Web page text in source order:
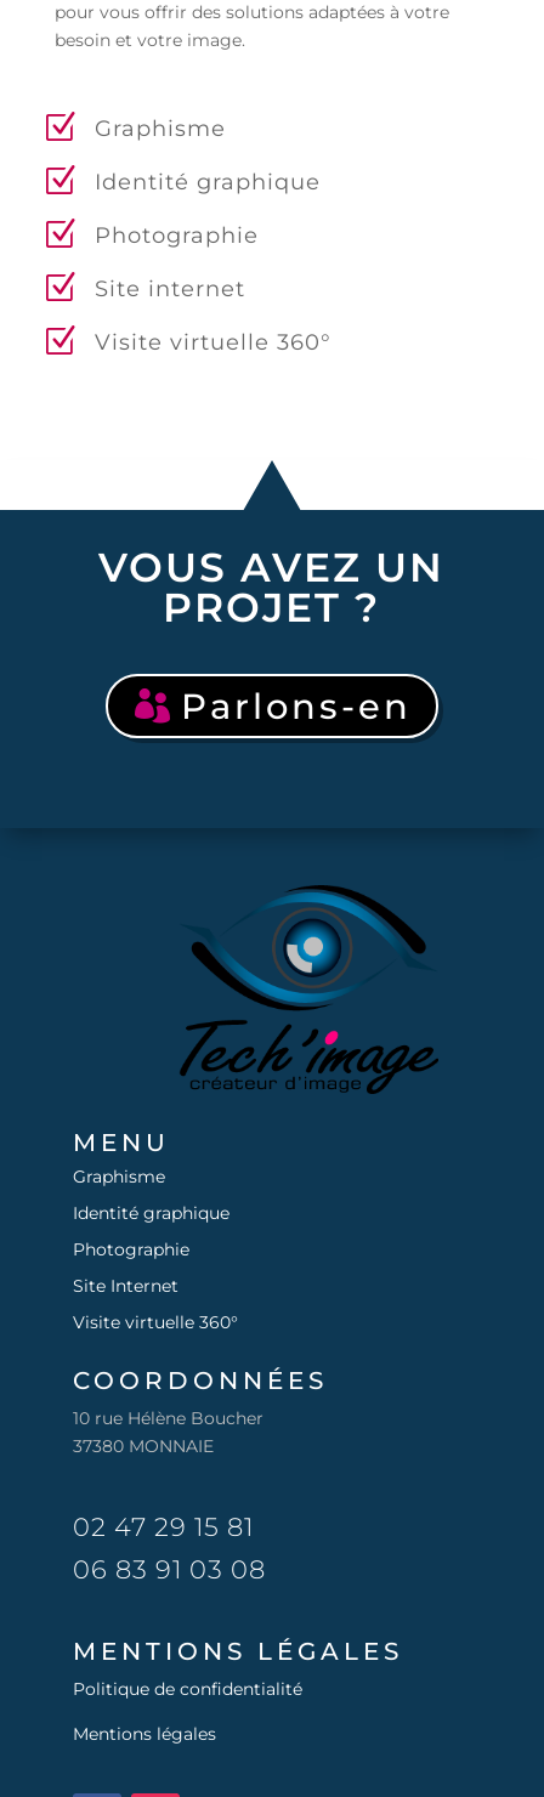
pour vous offrir des solutions adaptées à votre
besoin et votre image.
Graphisme
Identité graphique
Photographie
Site internet
Visite virtuelle 360°
VOUS AVEZ UN
PROJET ?
Parlons-en
MENU
Graphisme
Identité graphique
Photographie
Site Internet
Visite virtuelle 360°
COORDONNÉES
10 rue Hélène Boucher
37380 MONNAIE
02 47 29 15 81
06 83 91 03 08
MENTIONS LÉGALES
Politique de confidentialité
Mentions légales